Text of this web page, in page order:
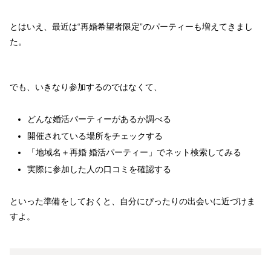
とはいえ、最近は“再婚希望者限定”のパーティーも増えてきまし
た。
でも、いきなり参加するのではなくて、
どんな婚活パーティーがあるか調べる
開催されている場所をチェックする
「地域名＋再婚 婚活パーティー」でネット検索してみる
実際に参加した人の口コミを確認する
といった準備をしておくと、自分にぴったりの出会いに近づけま
すよ。